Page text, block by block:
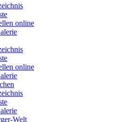
online
online
Welt